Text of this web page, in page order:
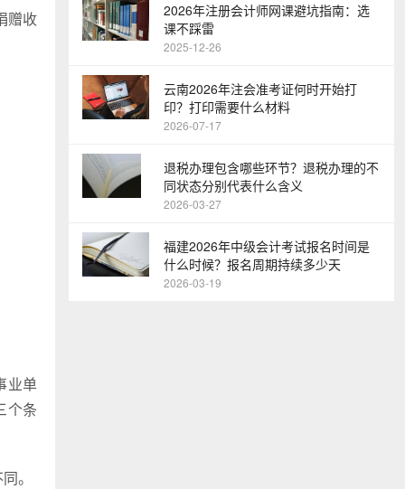
赠收
业单
个条
。
‌2026年注册会计师网课避坑指南：选
课不踩雷
2025-12-26
云南2026年注会准考证何时开始打
印？打印需要什么材料
2026-07-17
退税办理包含哪些环节？退税办理的不
同状态分别代表什么含义
2026-03-27
福建2026年中级会计考试报名时间是
什么时候？报名周期持续多少天
2026-03-19